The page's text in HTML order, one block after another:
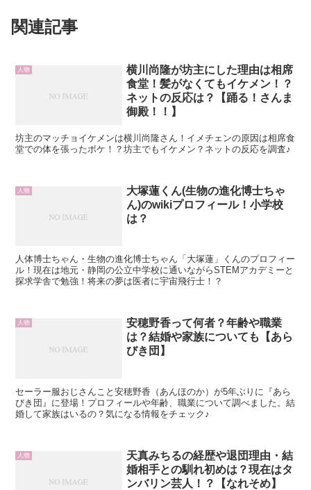
関連記事
人物
横川尚隆が坊主にした理由は相席
食堂！髪がなくてもイケメン！？
ネットの反応は？【踊る！さんま
御殿！！】
坊主のマッチョイケメンは横川尚隆さん！イメチェンの原因は相席食
堂での体を張ったボケ！？坊主でもイケメン？ネットの反応を調査♪
人物
大塚蓮くん(生物の進化博士ちゃ
ん)のwikiプロフィール！小学校
は？
人体博士ちゃん・生物の進化博士ちゃん「大塚蓮」くんのプロフィー
ル！現在は地元・静岡の公立中学校に通いながらSTEMアカデミーと
探求学舎で勉強！将来の夢は医者に宇宙飛行士！？
人物
安穂野香って何者？年齢や職業
は？結婚や家族についても【あら
びき団】
セーラー服おじさんこと安穂野香（あんほのか）が5年ぶりに『あら
びき団』に登場！プロフィールや年齢、職業について調べました。結
婚して家族はいるの？気になる情報をチェック♪
人物
天真みちるの経歴や退団理由・結
婚相手との馴れ初めは？現在はタ
ンバリン芸人！？【なれそめ】